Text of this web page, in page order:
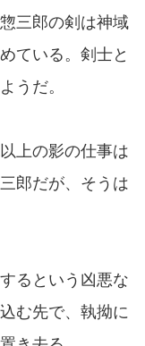
三郎の剣は神域
ている。剣士と
うだ。
上の影の仕事は
郎だが、そうは
るという凶悪な
む先で、執拗に